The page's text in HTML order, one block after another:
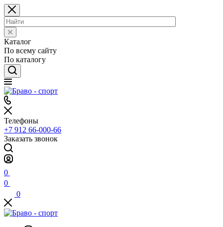
Каталог
По всему сайту
По каталогу
Телефоны
+7 912 66-000-66
Заказать звонок
0
0
0